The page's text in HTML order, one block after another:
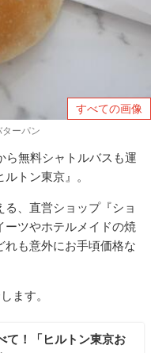
すべての画像
ターパン
ら無料シャトルバスも運
トン東京』。
、直営ショップ『ショ
ーツやホテルメイドの焼
れも意外にお手頃価格な
ます。
て！「ヒルトン東京お